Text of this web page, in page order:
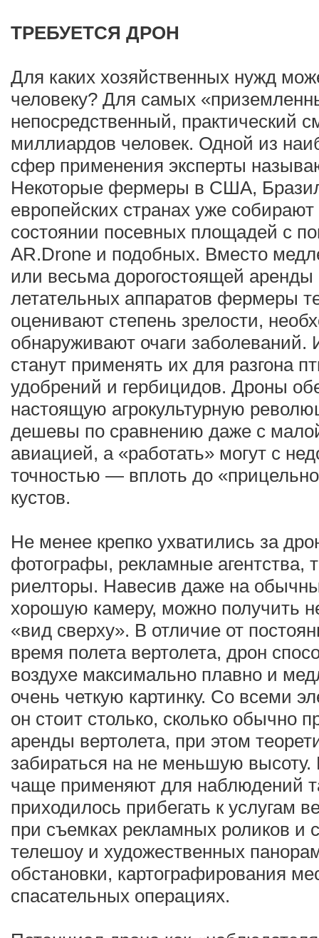
ТРЕБУЕТСЯ ДРОН
Для каких хозяйственных нужд
человеку? Для самых
непосредственный, практический
миллиардов человек. Одной из
сфер применения эксперты
Некоторые фермеры в США,
европейских странах уже
состоянии посевных площадей с
AR.Drone и подобных. Вместо
или весьма дорогостоящей аренды
летательных аппаратов фермеры
оценивают степень зрелости,
обнаруживают очаги заболеваний.
станут применять их для разгона
удобрений и гербицидов. Дроны
настоящую агрокультурную
дешевы по сравнению даже с
авиацией, а «работать» могут с
точностью — вплоть до
кустов.
Не менее крепко ухватились за
фотографы, рекламные агентства,
риелторы. Навесив даже на
хорошую камеру, можно получить
«вид сверху». В отличие от
время полета вертолета, дрон
воздухе максимально плавно и
очень четкую картинку. Со всеми
он стоит столько, сколько обычно
аренды вертолета, при этом
забираться на не меньшую
чаще применяют для наблюдений
приходилось прибегать к услугам
при съемках рекламных роликов и
телешоу и художественных
обстановки, картографирования
спасательных операциях.